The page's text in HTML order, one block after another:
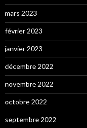
mars 2023
février 2023
janvier 2023
décembre 2022
novembre 2022
octobre 2022
septembre 2022